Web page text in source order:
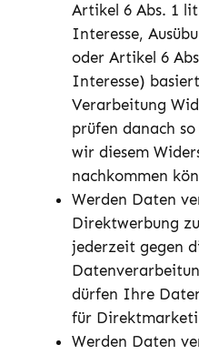
Artikel 6 Abs. 1
Interesse,
oder Artikel 6
Interesse)
Verarbeitung
prüfen danach
wir diesem
nachkommen
Werden Daten
Direktwerbung
jederzeit gegen
dürfen Ihre
für
Werden Daten